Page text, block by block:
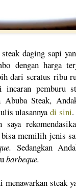
daging sapi
dengan harga
dari seratus ribu
incaran pemburu
Steak,
ulasannyadi sini
saya
memilih jenis
Sedangkan
barbeque.
steak